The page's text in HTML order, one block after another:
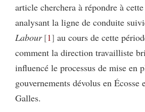
article cherchera à répondre à
analysant la ligne de conduite
Labour 1 au cours de cette
comment la direction travailliste
influencé le processus de mise en
gouvernements dévolus en Écosse
Galles.